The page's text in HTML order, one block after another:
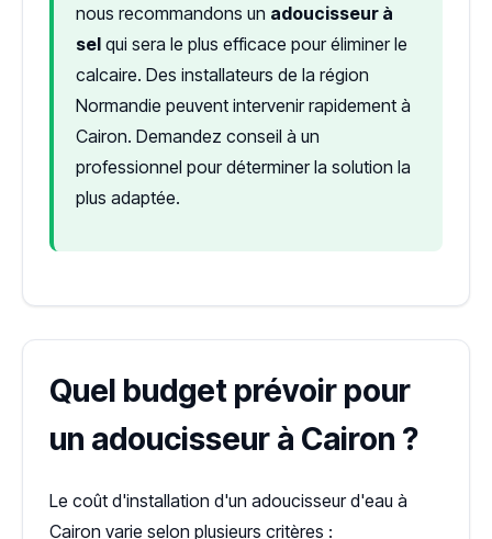
nous recommandons un adoucisseur à
sel qui sera le plus efficace pour éliminer le
calcaire. Des installateurs de la région
Normandie peuvent intervenir rapidement à
Cairon. Demandez conseil à un
professionnel pour déterminer la solution la
plus adaptée.
Quel budget prévoir pour
un adoucisseur à Cairon ?
Le coût d'installation d'un adoucisseur d'eau à
Cairon varie selon plusieurs critères :